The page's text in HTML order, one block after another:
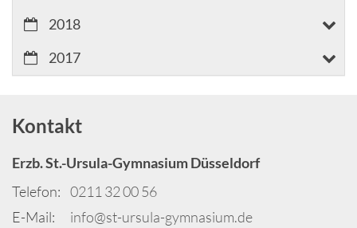
2018
2017
Kontakt
Erzb. St.-Ursula-Gymnasium Düsseldorf
Telefon: 0211 32 00 56
E-Mail:
info@st-ursula-gymnasium.de